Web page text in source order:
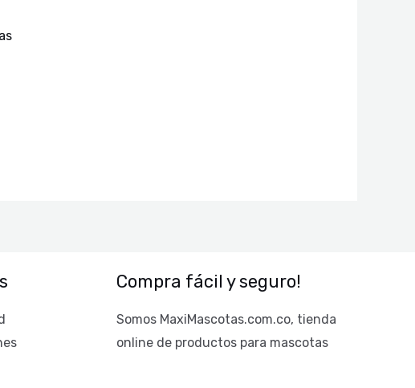
Compra fácil y seguro!
Somos MaxiMascotas.com.co, tienda
online de productos para mascotas